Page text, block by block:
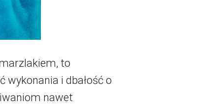
to
wykonania i dbałość o
nawet